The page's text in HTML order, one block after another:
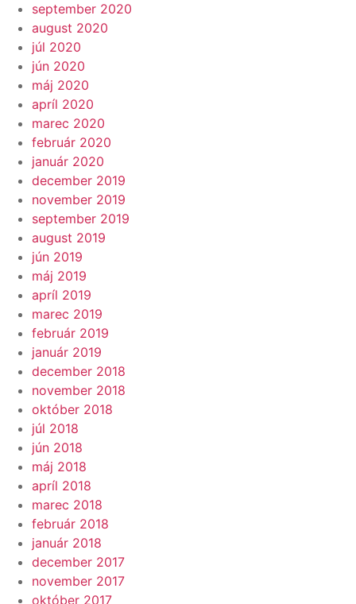
september 2020
august 2020
júl 2020
jún 2020
máj 2020
apríl 2020
marec 2020
február 2020
január 2020
december 2019
november 2019
september 2019
august 2019
jún 2019
máj 2019
apríl 2019
marec 2019
február 2019
január 2019
december 2018
november 2018
október 2018
júl 2018
jún 2018
máj 2018
apríl 2018
marec 2018
február 2018
január 2018
december 2017
november 2017
október 2017